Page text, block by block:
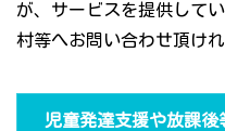
が、サービスを提供して
村等へお問い合わせ頂けれ
児童発達支援や放課後